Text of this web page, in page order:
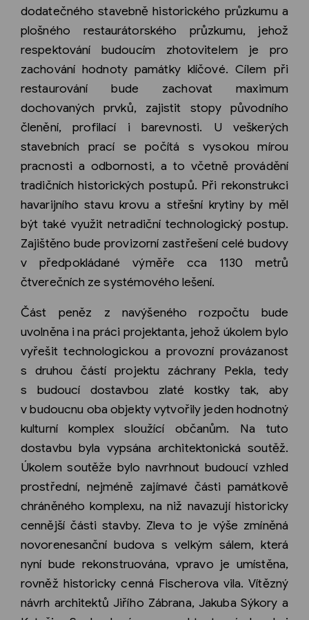
dodatečného stavebně historického průzkumu a
plošného restaurátorského průzkumu, jehož
respektování budoucím zhotovitelem je pro
zachování hodnoty památky klíčové. Cílem při
restaurování bude zachovat maximum
dochovaných prvků, zajistit stopy původního
členění, profilací i barevnosti. U veškerých
stavebních prací se počítá s vysokou mírou
pracnosti a odbornosti, a to včetně provádění
tradičních historických postupů. Při rekonstrukci
havarijního stavu krovu a střešní krytiny by měl
být také využit netradiční technologický postup.
Zajištěno bude provizorní zastřešení celé budovy
v předpokládané výměře cca 1130 metrů
čtverečních ze systémového lešení.
Část peněz z navýšeného rozpočtu bude
uvolněna i na práci projektanta, jehož úkolem bylo
vyřešit technologickou a provozní provázanost
s druhou částí projektu záchrany Pekla, tedy
s budoucí dostavbou zlaté kostky tak, aby
v budoucnu oba objekty vytvořily jeden hodnotný
kulturní komplex sloužící občanům. Na tuto
dostavbu byla vypsána architektonická soutěž.
Úkolem soutěže bylo navrhnout budoucí vzhled
prostřední, nejméně zajímavé části památkově
chráněného komplexu, na niž navazují historicky
cennější části stavby. Zleva to je výše zmíněná
novorenesanční budova s velkým sálem, která
nyní bude rekonstruována, vpravo je umístěna,
rovněž historicky cenná Fischerova vila. Vítězný
návrh architektů Jiřího Zábrana, Jakuba Sýkory a